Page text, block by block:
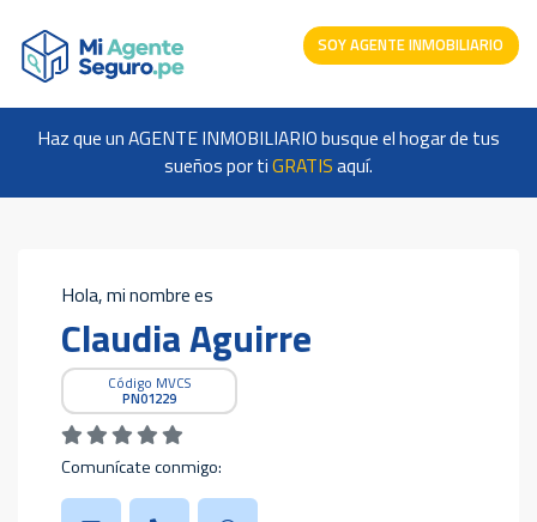
SOY AGENTE INMOBILIARIO
Haz que un AGENTE INMOBILIARIO busque el hogar de tus
sueños por tiGRATISaquí.
Hola, mi nombre es
Claudia Aguirre
Código MVCS
PN01229
Comunícate conmigo: